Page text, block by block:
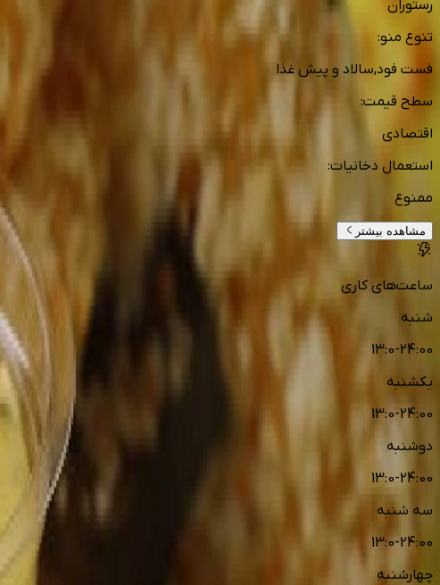
رستوران
تنوع منو:
فست فود,سالاد و پیش غذا
سطح قیمت:
اقتصادی
استعمال دخانیات:
ممنوع
مشاهده بیشتر
ساعت‌های کاری
شنبه
13:0-24:00
یکشنبه
13:0-24:00
دوشنبه
13:0-24:00
سه شنبه
13:0-24:00
چهارشنبه